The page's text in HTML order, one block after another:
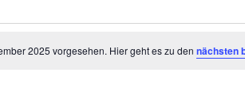
2025 vorgesehen. Hier geht es zu den nächsten